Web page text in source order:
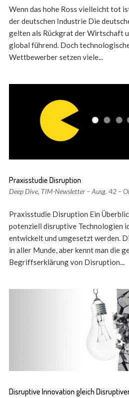
Wenn das hohe Ross vielleicht tot
der deutschen Industrie Die
gelten als Rückgrat der Wirtschaft
global führend. Doch
Wettbewerber setzen viele...
Praxisstudie Disruption
Deep Dive, TIM-Newsletter – Ausg. 42 –
Praxisstudie Disruption Ein
potenziell disruptive Technologien
entwickelt und umgesetzt werden.
in aller Munde, aber kennt man die
Begriffserklärung von Disruption...
Disruptive Innovation gleich